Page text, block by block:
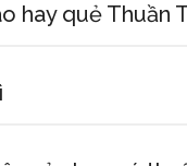
hay quẻ Thuần